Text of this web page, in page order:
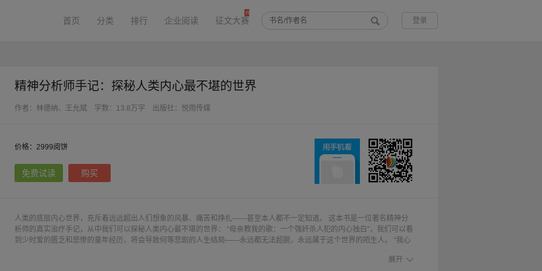
首页 分类 排行 企业阅读 征文大赛 登录
精神分析师手记：探秘人类内心最不堪的世界
作者：林德纳、王允斌 字数：13.8万字 出版社：悦雨传媒
价格：2999阅饼
免费试读 购买
人类的底层内心世界，充斥着远远超出人们想象的风暴、痛苦和挣扎——甚至本人都不一定知道。 这本书是一位著名精神分
析师的真实治疗手记，从中我们可以探秘人类内心最不堪的世界： “母亲教我的歌：一个强奸杀人犯的内心独白”，我们可以看
到少时爱的匮乏和悲惨的童年经历，将会导致何等悲剧的人生结局——永远都无法超脱，永远属于这个世界的陌生人。 “我心
如何地折磨一个人，让她疯狂、让她痛苦、让她难以自拔 “命运的宠儿：一个街头小混混的心路历程”，我们将会看到如果“一
展开